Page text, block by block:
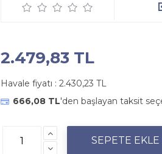
2.479,83 TL
Havale fiyatı : 2.430,23 TL
666,08 TL'den başlayan taksit